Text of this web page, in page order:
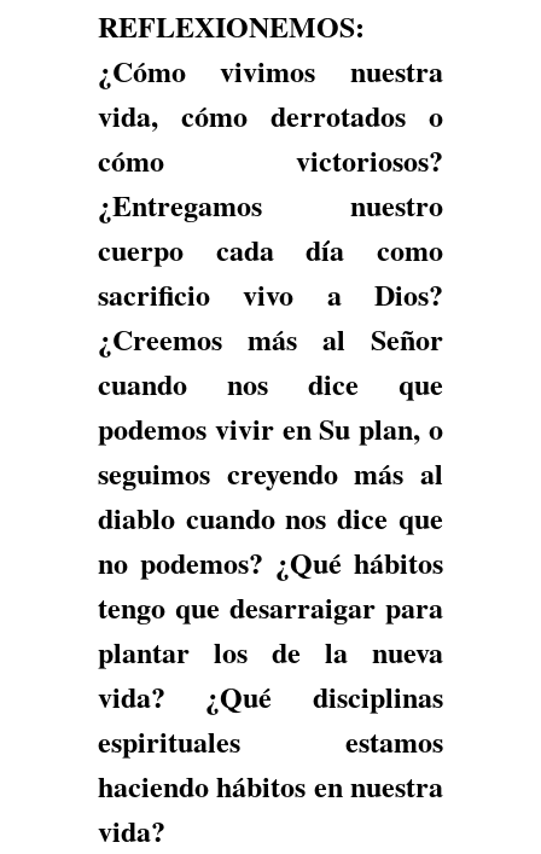
REFLEXIONEMOS:
¿Cómo vivimos nuestra
vida, cómo derrotados o
cómo victoriosos?
¿Entregamos nuestro
cuerpo cada día como
sacrificio vivo a Dios?
¿Creemos más al Señor
cuando nos dice que
podemos vivir en Su plan, o
seguimos creyendo más al
diablo cuando nos dice que
no podemos? ¿Qué hábitos
tengo que desarraigar para
plantar los de la nueva
vida? ¿Qué disciplinas
espirituales estamos
haciendo hábitos en nuestra
vida?